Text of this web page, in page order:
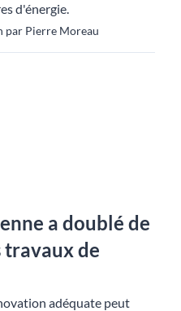
d'énergie.
par Pierre Moreau
a doublé de
travaux de
adéquate peut